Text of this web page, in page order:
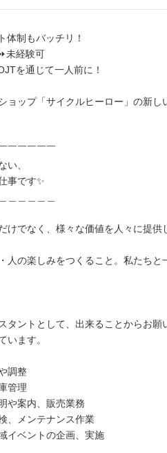
体制もバッチリ！
未経験可
を通じて一人前に！
ョップ「サイクルヒーロー」の新
￣￣￣￣￣
い、
事です✨️
けでなく、様々な価値を人々に提供
人の楽しみをつくること。私たち
タントとして、出来ることからお
います。
調整
管理
や案内、販売業務
、メンテナンス作業
イベントの企画、実施